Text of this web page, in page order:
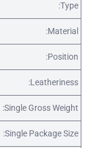
Type:
Material:
Position:
Leatheriness:
Single Gross Weight:
Single Package Size: